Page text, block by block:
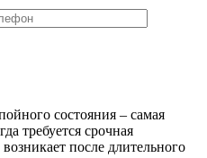
состояния – самая
требуется срочная
после длительного